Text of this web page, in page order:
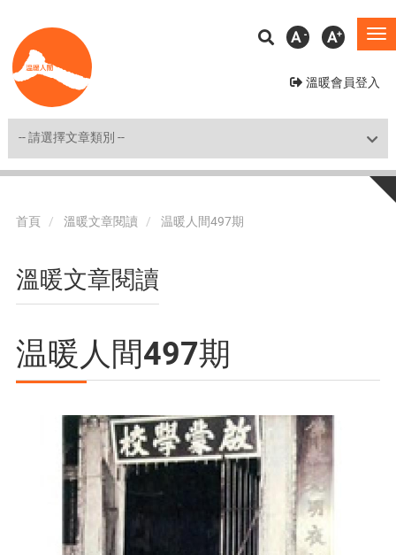
至
主
溫暖會員登入
A A
Shortcut
首頁 溫暖文章閱讀 温暖人間497期
溫暖文章閱讀
温暖人間497期